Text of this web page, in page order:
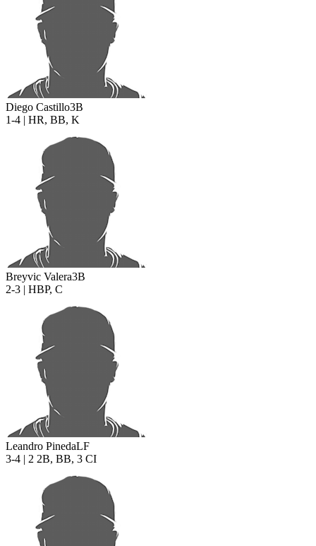
Diego Castillo3B
1-4 | HR, BB, K
Breyvic Valera3B
2-3 | HBP, C
Leandro PinedaLF
3-4 | 2 2B, BB, 3 CI